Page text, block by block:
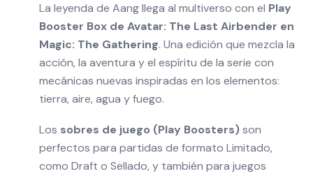
La leyenda de Aang llega al multiverso con el Play
Booster Box de Avatar: The Last Airbender en
Magic: The Gathering. Una edición que mezcla la
acción, la aventura y el espíritu de la serie con
mecánicas nuevas inspiradas en los elementos:
tierra, aire, agua y fuego.
Los sobres de juego (Play Boosters)son
perfectos para partidas de formato Limitado,
como Draft o Sellado, y también para juegos